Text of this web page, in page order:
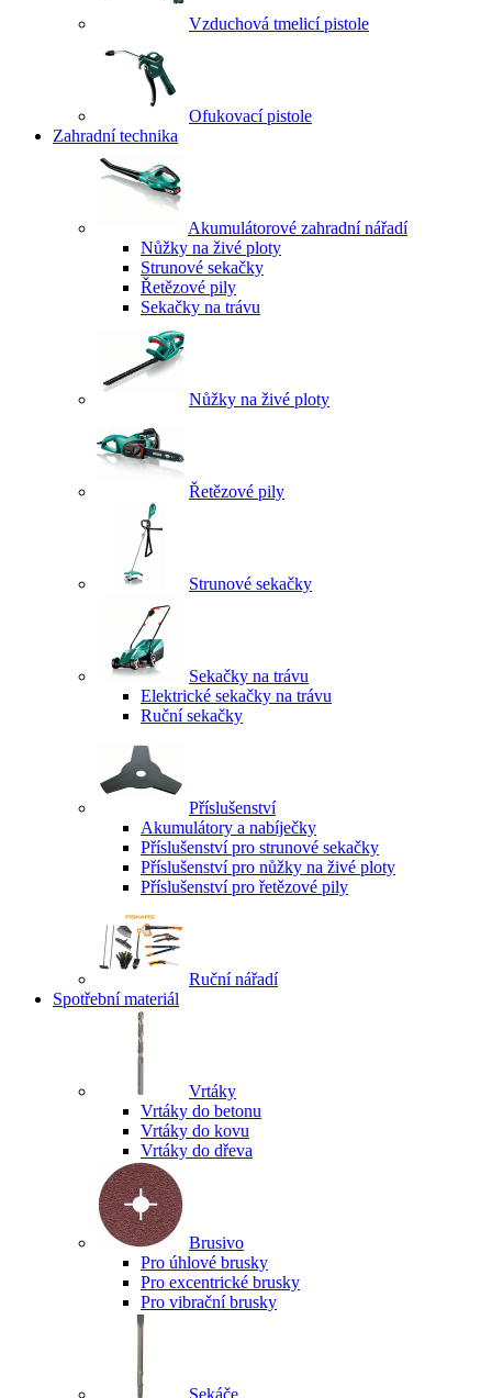
Vzduchová tmelicí pistole
Ofukovací pistole
Zahradní technika
Akumulátorové zahradní nářadí
Nůžky na živé ploty
Strunové sekačky
Řetězové pily
Sekačky na trávu
Nůžky na živé ploty
Řetězové pily
Strunové sekačky
Sekačky na trávu
Elektrické sekačky na trávu
Ruční sekačky
Příslušenství
Akumulátory a nabíječky
Příslušenství pro strunové sekačky
Příslušenství pro nůžky na živé ploty
Příslušenství pro řetězové pily
Ruční nářadí
Spotřební materiál
Vrtáky
Vrtáky do betonu
Vrtáky do kovu
Vrtáky do dřeva
Brusivo
Pro úhlové brusky
Pro excentrické brusky
Pro vibrační brusky
Sekáče